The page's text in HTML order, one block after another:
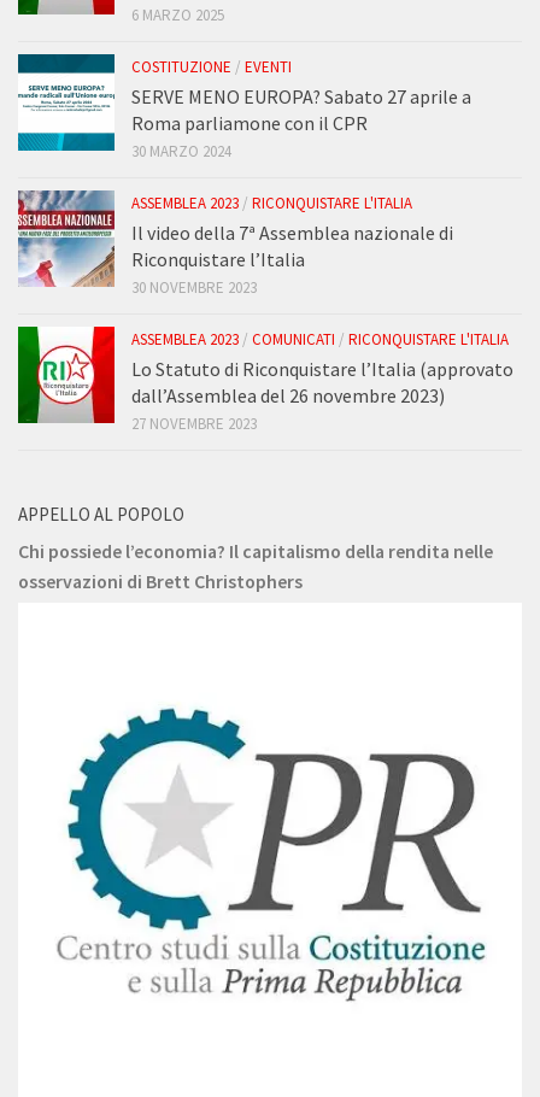
6 MARZO 2025
COSTITUZIONE / EVENTI
SERVE MENO EUROPA? Sabato 27 aprile a
Roma parliamone con il CPR
30 MARZO 2024
ASSEMBLEA 2023 / RICONQUISTARE L'ITALIA
Il video della 7ª Assemblea nazionale di
Riconquistare l’Italia
30 NOVEMBRE 2023
ASSEMBLEA 2023 / COMUNICATI / RICONQUISTARE L'ITALIA
Lo Statuto di Riconquistare l’Italia (approvato
dall’Assemblea del 26 novembre 2023)
27 NOVEMBRE 2023
APPELLO AL POPOLO
Chi possiede l’economia? Il capitalismo della rendita nelle
osservazioni di Brett Christophers